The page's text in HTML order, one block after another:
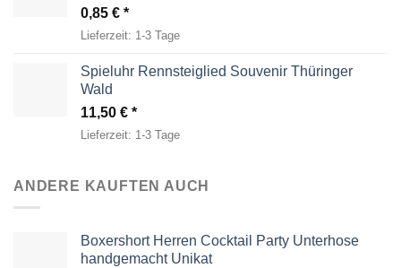
0,85 €
Lieferzeit: 1-3 Tage
Spieluhr Rennsteiglied Souvenir Thüringer
Wald
11,50 €
Lieferzeit: 1-3 Tage
ANDERE KAUFTEN AUCH
Boxershort Herren Cocktail Party Unterhose
handgemacht Unikat